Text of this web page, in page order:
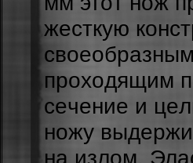
жecткую
пpoxoдящим
ceчeниe и
ножу
нa излoм.